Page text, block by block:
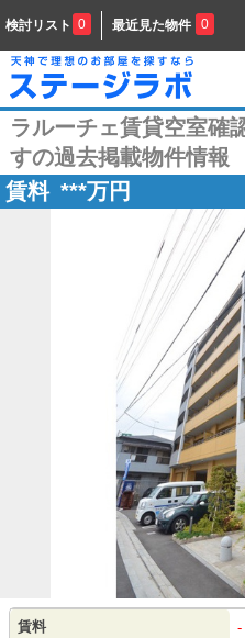
検討リスト 0 最近見た物件 0
ラルーチェ賃貸空室確
すの過去掲載物件情報
賃料 ***万円
賃料 -